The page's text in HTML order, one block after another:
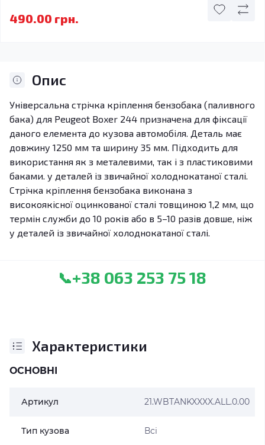
490.00 грн.
Опис
Універсальна стрічка кріплення бензобака (паливного
бака) для Peugeot Boxer 244 призначена для фіксації
даного елемента до кузова автомобіля. Деталь має
довжину 1250 мм та ширину 35 мм. Підходить для
використання як з металевими, так і з пластиковими
баками. у деталей із звичайної холоднокатаної сталі.
Стрічка кріплення бензобака виконана з
високоякісної оцинкованої сталі товщиною 1,2 мм, що
термін служби до 10 років або в 5–10 разів довше, ніж
у деталей із звичайної холоднокатаної сталі.
📞+38 063 253 75 18
Характеристики
ОСНОВНІ
Артикул 21.WBTANKXXXX.ALL.0.00
Тип кузова Всі